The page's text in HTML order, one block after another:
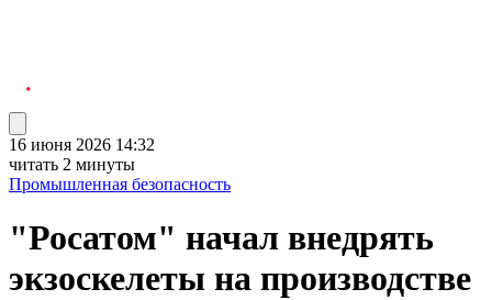
16 июня 2026 14:32
читать 2 минуты
Промышленная безопасность
"Росатом" начал внедрять
экзоскелеты на производстве